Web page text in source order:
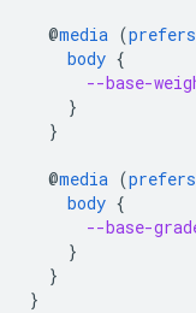
@media (
body {
--base-
}
}
@media (
body {
--base-
}
}
}